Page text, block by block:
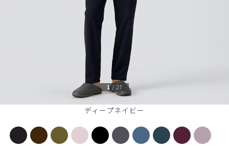
ディープネイビー
1/ 27